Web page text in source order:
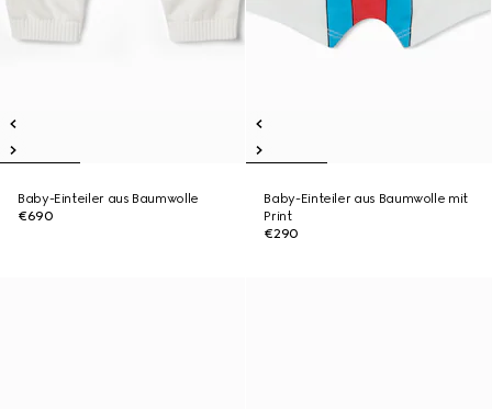
Baby-Einteiler aus Baumwolle
€690
Baby-Einteiler aus Baumwolle mit
Print
€290